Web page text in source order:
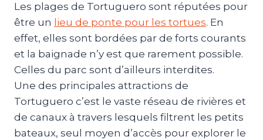
Les plages de Tortuguero sont réputées pour
être un lieu de ponte pour les tortues. En
effet, elles sont bordées par de forts courants
et la baignade n’y est que rarement possible.
Celles du parc sont d’ailleurs interdites.
Une des principales attractions de
Tortuguero c’est le vaste réseau de rivières et
de canaux à travers lesquels filtrent les petits
bateaux, seul moyen d’accès pour explorer le